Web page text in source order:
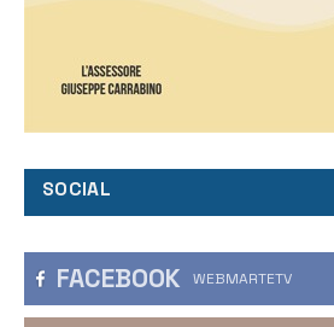
SOCIAL
FACEBOOK WEBMARTETV